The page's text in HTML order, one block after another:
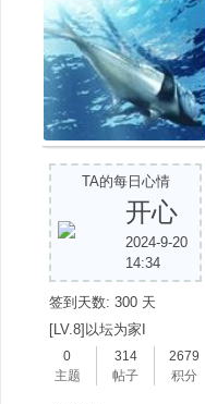
TA的每日心情
开心
2024-9-20
14:34
签到天数: 300 天
[LV.8]以坛为家I
0
主题
314
帖子
2679
积分